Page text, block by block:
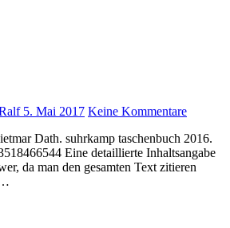
5. Mai 2017 Keine Kommentare
Eine detaillierte Inhaltsangabe
da man den gesamten Text zitieren